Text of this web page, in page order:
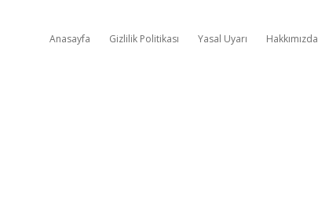
Anasayfa Gizlilik Politikası Yasal Uyarı Hakkımızda